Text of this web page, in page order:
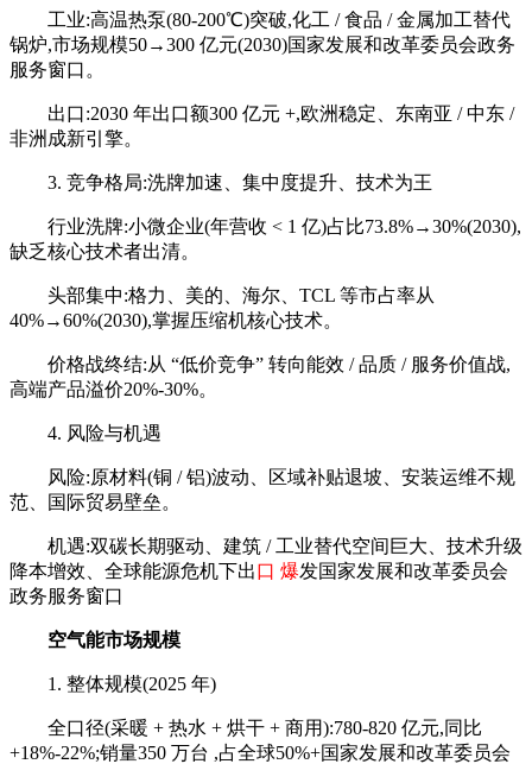
工业:高温热泵(80-200℃)突破,化工 / 食品 / 金属加工替代
锅炉,市场规模50→300 亿元(2030)国家发展和改革委员会政务
服务窗口。
出口:2030 年出口额300 亿元 +,欧洲稳定、东南亚 / 中东 /
非洲成新引擎。
3. 竞争格局:洗牌加速、集中度提升、技术为王
行业洗牌:小微企业(年营收 < 1 亿)占比73.8%→30%(2030),
缺乏核心技术者出清。
头部集中:格力、美的、海尔、TCL 等市占率从
40%→60%(2030),掌握压缩机核心技术。
价格战终结:从 “低价竞争” 转向能效 / 品质 / 服务价值战,
高端产品溢价20%-30%。
4. 风险与机遇
风险:原材料(铜 / 铝)波动、区域补贴退坡、安装运维不规
范、国际贸易壁垒。
机遇:双碳长期驱动、建筑 / 工业替代空间巨大、技术升级
降本增效、全球能源危机下出口 爆发国家发展和改革委员会
政务服务窗口
空气能市场规模
1. 整体规模(2025 年)
全口径(采暖 + 热水 + 烘干 + 商用):780-820 亿元,同比
+18%-22%;销量350 万台 ,占全球50%+国家发展和改革委员会